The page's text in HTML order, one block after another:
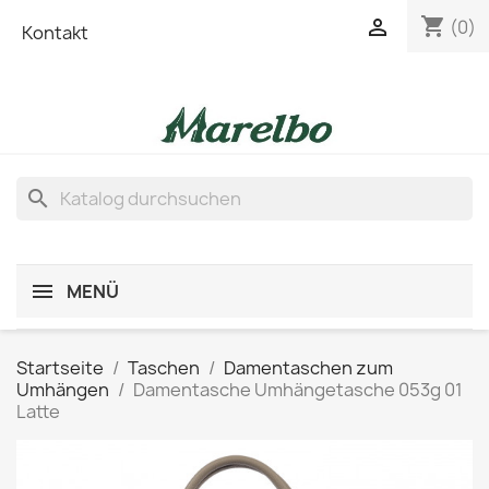
Kontakt shopping_cart (0)

search
MENÜ
Startseite Taschen
Damentaschen zum
Umhängen
Damentasche Umhängetasche 053g 01
Latte